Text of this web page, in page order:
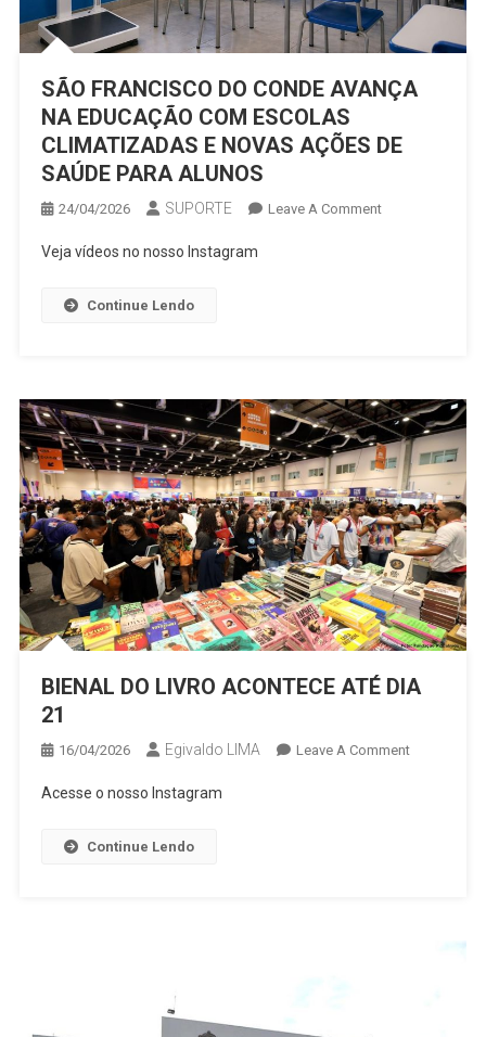
SÃO FRANCISCO DO CONDE AVANÇA
NA EDUCAÇÃO COM ESCOLAS
CLIMATIZADAS E NOVAS AÇÕES DE
SAÚDE PARA ALUNOS
24/04/2026 SUPORTE Leave A CommentOn
COM
ESCOLAS
CLIMATIZADAS
E
NOVAS
AÇÕES
DE
SAÚDE
PARA
ALUNOS
Veja vídeos no nosso Instagram
Continue Lendo
BIENAL DO LIVRO ACONTECE ATÉ DIA
21
16/04/2026 Egivaldo LIMA Leave A CommentOn
Acesse o nosso Instagram
Continue Lendo